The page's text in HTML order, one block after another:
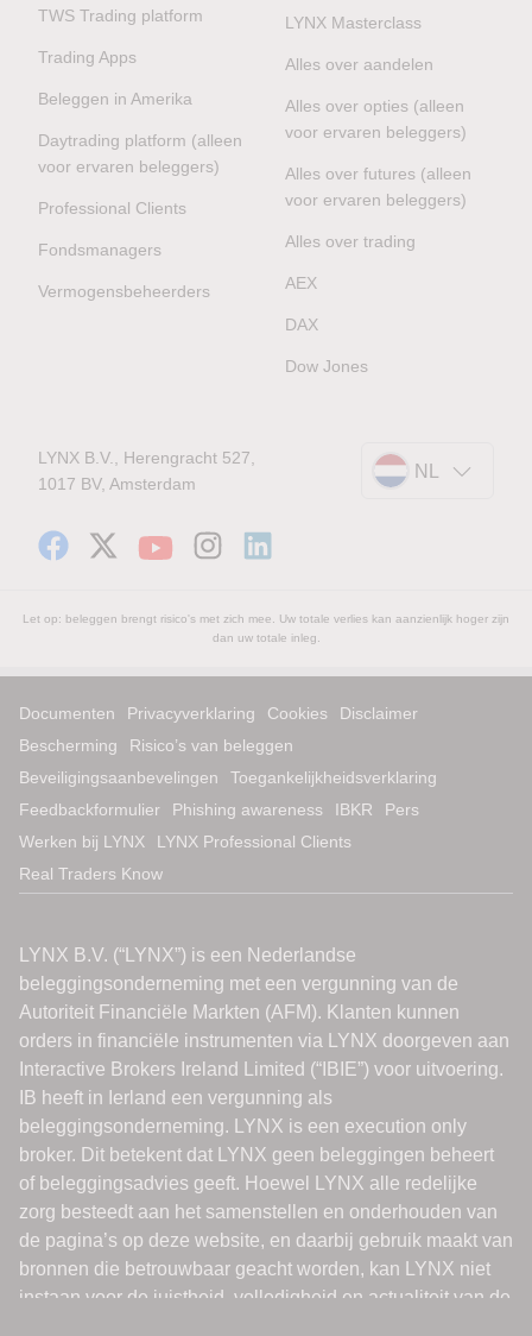
TWS Trading platform
Trading Apps
Beleggen in Amerika
Daytrading platform (alleen
voor ervaren beleggers)
Professional Clients
Fondsmanagers
Vermogensbeheerders
LYNX Masterclass
Alles over aandelen
Alles over opties (alleen
voor ervaren beleggers)
Alles over futures (alleen
voor ervaren beleggers)
Alles over trading
AEX
DAX
Dow Jones
LYNX B.V., Herengracht 527,
1017 BV, Amsterdam
NL
Let op: beleggen brengt risico's met zich mee. Uw totale verlies kan aanzienlijk hoger zijn
dan uw totale inleg.
Documenten Privacyverklaring Cookies
Disclaimer
Bescherming
Risico’s van beleggen
Beveiligingsaanbevelingen
Toegankelijkheidsverklaring
Feedbackformulier
Phishing awareness IBKR
Pers
Werken bij LYNX
LYNX Professional Clients
Real Traders Know